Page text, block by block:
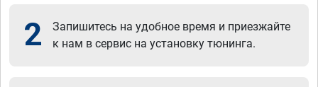
2
Запишитесь на удобное время и приезжайте
к нам в сервис на установку тюнинга.